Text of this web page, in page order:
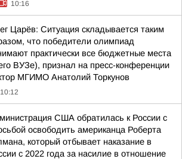
10:16
Царёв: Ситуация складывается таким
что победители олимпиад
практически все бюджетные места
ВУЗе), признал на пресс-конференции
МГИМО Анатолий Торкунов
10:12
США обратилась к России с
освободить американца Роберта
который отбывает наказание в
с 2022 года за насилие в отношение